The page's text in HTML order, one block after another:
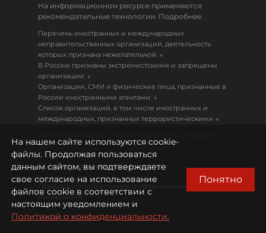
На информационном ресурсе применяются
рекомендательные технологии. Подробнее.
Перечень иностранных и международных
неправительственных организаций, деятельность
которых признана нежелательной: ↓
В России признаны экстремистскими и запрещены
организации: ↓
Организации, СМИ и физические лица, признанные в
России иностранными агентами: ↓
Список организаций, в том числе иностранных и
международных, признанных террористическими ↓
18+
Политика конфиденциальности
Правила использования информационных
материалов
Охрана труда
На нашем сайте используются cookie-
файлы. Продолжая пользоваться
данным сайтом, вы подтверждаете
свое согласие на использование
файлов cookie в соответствии с
настоящим уведомлением и
Политикой о конфиденциальности.
Понятно